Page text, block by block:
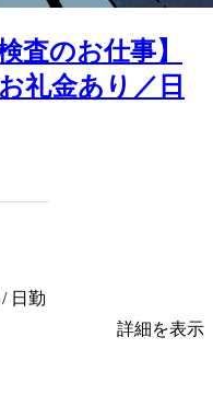
査のお仕事】
礼金あり／日
日勤
詳細を表示